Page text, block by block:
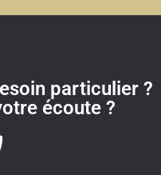
particulier ?
écoute ?